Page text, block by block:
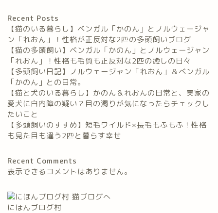
Recent Posts
【猫のいる暮らし】ベンガル「かのん」とノルウェージャ
ン「れおん」！性格が正反対な2匹の多頭飼いブログ
【猫の多頭飼い】ベンガル「かのん」とノルウェージャン
「れおん」！性格も毛質も正反対な2匹の癒しの日々
【多頭飼い日記】ノルウェージャン「れおん」＆ベンガル
「かのん」との日常。
【猫と犬のいる暮らし】かのん＆れおんの日常と、実家の
愛犬に白内障の疑い？目の濁りが気になったらチェックし
たいこと
【多頭飼いのすすめ】短毛ワイルド×長毛もふもふ！性格
も見た目も違う2匹と暮らす幸せ
Recent Comments
表示できるコメントはありません。
にほんブログ村